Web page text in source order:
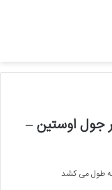
جول اوستین –